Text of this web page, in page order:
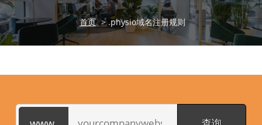
首页 > .physio域名注册规则